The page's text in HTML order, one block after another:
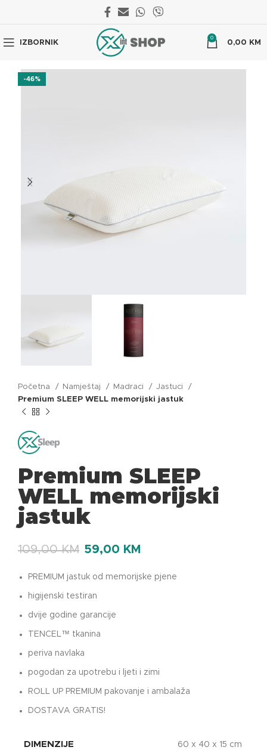
IZBORNIK
0
0,00 KM
-46%
Početna Namještaj Madraci
Jastuci
Premium SLEEP WELL memorijski jastuk
Premium SLEEP
WELL memorijski
jastuk
109,00KM 59,00 KM
PREMIUM jastuk od memorijske pjene
higijenski testiran
dvije godine garancije
TENCEL™ tkanina
periva navlaka
pogodan za upotrebu i ljeti i zimi
ROLL UP PREMIUM pakovanje i ambalaža
DOSTAVA GRATIS!
DIMENZIJE 60 x 40 x 15 cm